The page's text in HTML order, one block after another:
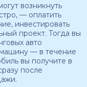
возникнуть
— оплатить
инвестировать
проект. Тогда вы
авто
— в течение
вы получите в
после